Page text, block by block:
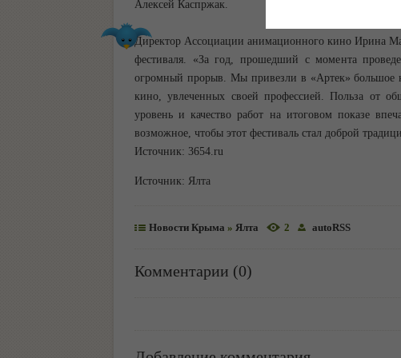
Алексей Каспржак.
Директор Ассоциации анимационного кино Ирина
фестиваля. «За год, прошедший с момента
огромный прорыв. Мы привезли в «Артек» большое
кино, увлеченных своей профессией. Польза от
уровень и качество работ на итоговом показе
возможное, чтобы этот фестиваль стал доброй
Источник: 3654.ru
Источник: Ялта
Новости Крыма » Ялта 2 autoRSS
Комментарии (0)